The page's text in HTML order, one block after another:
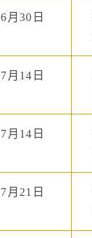
月30日
月14日
月14日
月21日